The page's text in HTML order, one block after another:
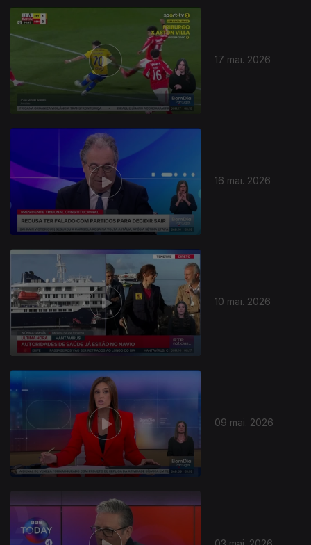
17 mai. 2026
16 mai. 2026
929578
10 mai. 2026
09 mai. 2026